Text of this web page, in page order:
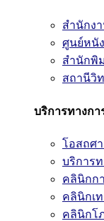
สำนักง
ศูนย์หนั
สำนักพิ
สถานีวิ
บริการทางก
โอสถศ
บริการ
คลินิกก
คลินิกเ
คลินิกโ